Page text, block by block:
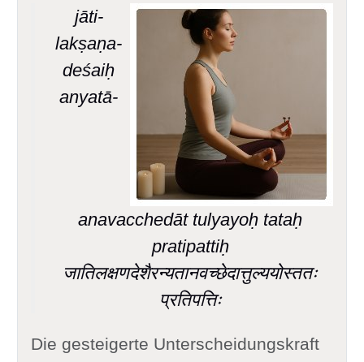
jāti-
lakṣaṇa-
deśaiḥ
anyatā-
anavacchedāt tulyayoḥ tataḥ
pratipattiḥ
जातिलक्षणदेशैरन्यतानवच्छेदात्तुल्ययोस्ततः
प्रतिपत्तिः
Die gesteigerte Unterscheidungskraft